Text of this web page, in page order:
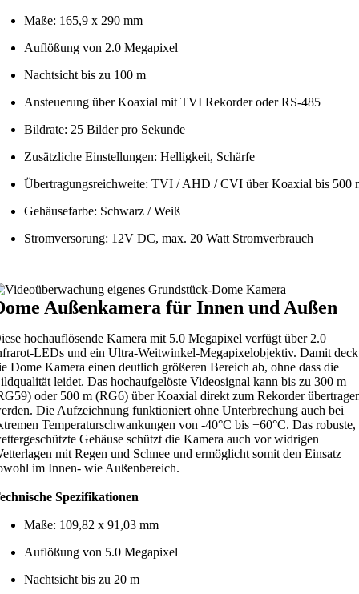
Maße: 165,9 x 290 mm
Auflößung von 2.0 Megapixel
Nachtsicht bis zu 100 m
Ansteuerung über Koaxial mit TVI Rekorder oder RS-485
Bildrate: 25 Bilder pro Sekunde
Zusätzliche Einstellungen: Helligkeit, Schärfe
Übertragungsreichweite: TVI / AHD / CVI über Koaxial bis 500
Gehäusefarbe: Schwarz / Weiß
Stromversorung: 12V DC, max. 20 Watt Stromverbrauch
Außenkamera für Innen und Außen
hochauflösende Kamera mit 5.0 Megapixel verfügt über 2.0
LEDs und ein Ultra-Weitwinkel-Megapixelobjektiv. Damit
Dome Kamera einen deutlich größeren Bereich ab, ohne dass die
leidet. Das hochaufgelöste Videosignal kann bis zu 300 m
oder 500 m (RG6) über Koaxial direkt zum Rekorder
Die Aufzeichnung funktioniert ohne Unterbrechung auch bei
Temperaturschwankungen von -40°C bis +60°C. Das robuste,
Gehäuse schützt die Kamera auch vor widrigen
mit Regen und Schnee und ermöglicht somit den Einsatz
im Innen- wie Außenbereich.
Spezifikationen
Maße: 109,82 x 91,03 mm
Auflößung von 5.0 Megapixel
Nachtsicht bis zu 20 m